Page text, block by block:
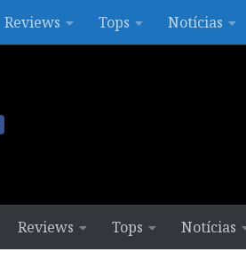
Reviews Tops Notícias
Reviews Tops Notícias